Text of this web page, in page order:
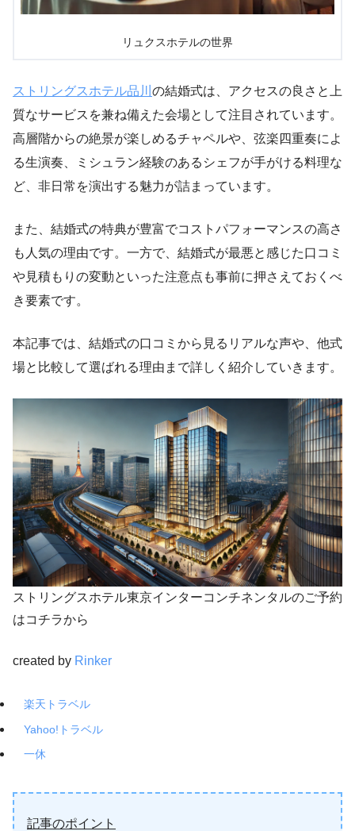
リュクスホテルの世界
ストリングスホテル品川 の結婚式は、アクセスの良さと上
質なサービスを兼ね備えた会場として注目されています。
高層階からの絶景が楽しめるチャペルや、弦楽四重奏によ
る生演奏、ミシュラン経験のあるシェフが手がける料理な
ど、非日常を演出する魅力が詰まっています。
また、結婚式の特典が豊富でコストパフォーマンスの高さ
も人気の理由です。一方で、結婚式が最悪と感じた口コミ
や見積もりの変動といった注意点も事前に押さえておくべ
き要素です。
本記事では、結婚式の口コミから見るリアルな声や、他式
場と比較して選ばれる理由まで詳しく紹介していきます。
ストリングスホテル東京インターコンチネンタルのご予約
はコチラから
created by Rinker
楽天トラベル
Yahoo!トラベル
一休
記事のポイント